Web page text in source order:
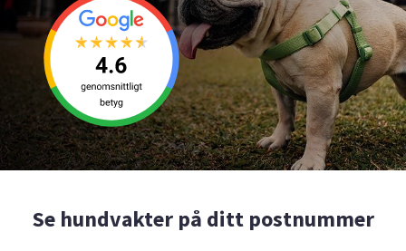
Se hundvakter på ditt postnummer